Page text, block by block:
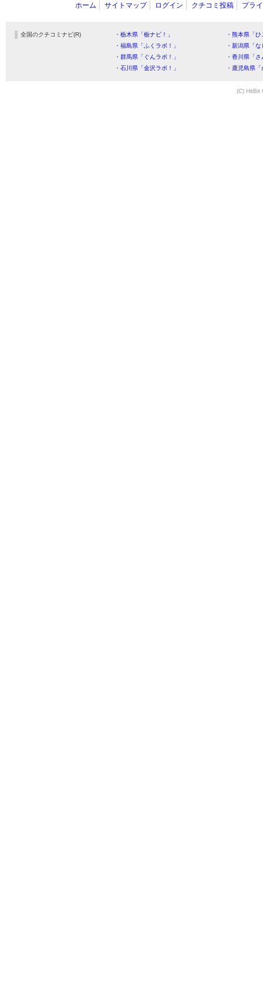
ホーム サイトマップ ログイン クチコミ投稿 プラ
全国のクチコミナビ(R) ・栃木県「栃ナビ！」
・熊本県「
・福島県「ふくラボ！」
・新潟県「
・群馬県「ぐんラボ！」
・香川県「
・石川県「金沢ラボ！」
・鹿児島県
(C) HitBit